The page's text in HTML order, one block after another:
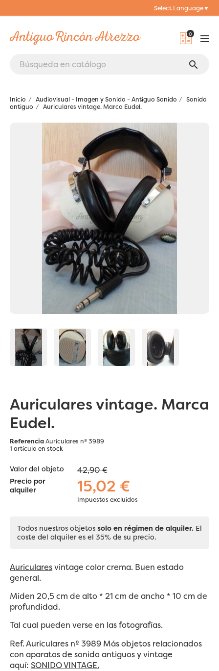
Select Language▼
0
search
Inicio Audiovisual - Imagen y Sonido - Antiguo Sonido
Sonido
antiguo
Auriculares vintage. Marca Eudel.
Auriculares vintage. Marca
Eudel.
ReferenciaAuriculares nº 3989
1 artículo en stock
Valor del objeto 42,90 €
Precio por
alquiler
15,02 €
Impuestos excluidos
Todos nuestros objetos solo en régimen de alquiler. El
coste del alquiler es el 35% de su precio.
Auricularesvintage color crema. Buen estado
general.
Miden 20,5 cm de alto * 21 cm de ancho * 10 cm de
profundidad.
Tal cual pueden verse en las fotografías.
Ref. Auriculares nº 3989 Más objetos relacionados
con aparatos de sonido antiguos y vintage
aquí: SONIDO VINTAGE.